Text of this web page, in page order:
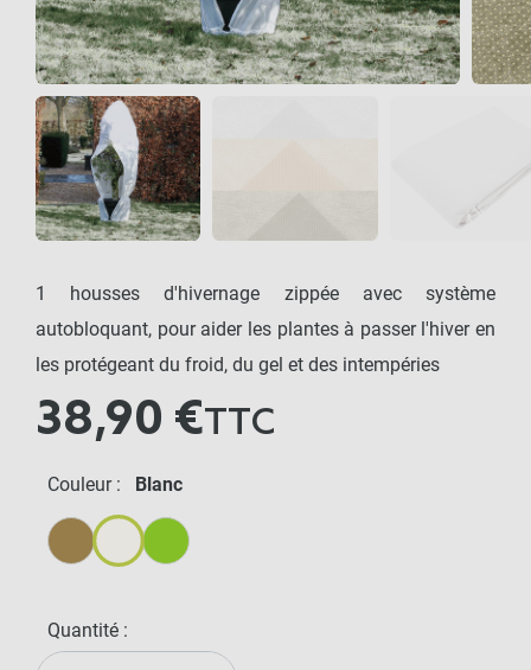
1 housses d'hivernage zippée avec système
autobloquant, pour aider les plantes à passer l'hiver en
les protégeant du froid, du gel et des intempéries
38,90 €TTC
Couleur : Blanc
Quantité :